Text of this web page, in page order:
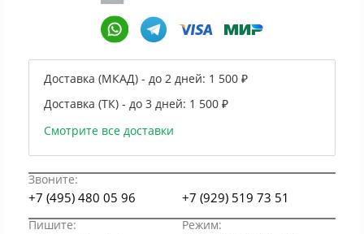
Доставка (МКАД) - до 2 дней: 1 500 ₽
Доставка (ТК) - до 3 дней: 1 500 ₽
Смотрите все доставки
Звоните:
+7 (495) 480 05 96 +7 (929) 519 73 51
Пишите: Режим: